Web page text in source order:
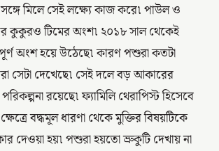
মিলে সেই লক্ষ্যে কাজ করে৷ পাউল ও
কুকুরও টিমের অংশ৷ ২০১৮ সাল থেকেই
অংশ হয়ে উঠেছে৷ কারণ পশুরা কতটা
সেটা দেখেছে৷ সেই দলে বড় আকারের
রয়েছে৷ ফ্যামিলি থেরাপিস্ট হিসেবে
বদ্ধমূল ধারণা থেকে মুক্তির বিষয়টিকে
দেওয়া হয়৷ পশুরা হয়তো ভ্রুকুটি দেখায় না